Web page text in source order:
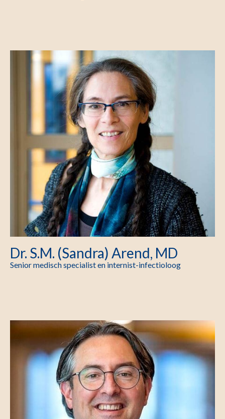
Dr. S.M. (Sandra) Arend, MD
Senior medisch specialist en internist-infectioloog